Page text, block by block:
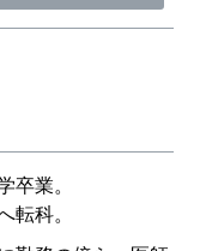
業。
科。